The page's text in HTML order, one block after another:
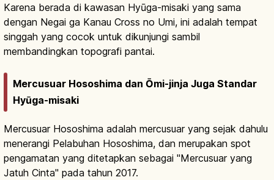
Karena berada di kawasan Hyūga-misaki yang sama
dengan Negai ga Kanau Cross no Umi, ini adalah tempat
singgah yang cocok untuk dikunjungi sambil
membandingkan topografi pantai.
Mercusuar Hososhima dan Ōmi-jinja Juga Standar
Hyūga-misaki
Mercusuar Hososhima adalah mercusuar yang sejak dahulu
menerangi Pelabuhan Hososhima, dan merupakan spot
pengamatan yang ditetapkan sebagai "Mercusuar yang
Jatuh Cinta" pada tahun 2017.